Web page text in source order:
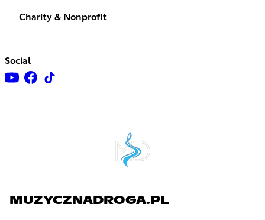
Charity & Nonprofit
Social
MUZYCZNADROGA.PL